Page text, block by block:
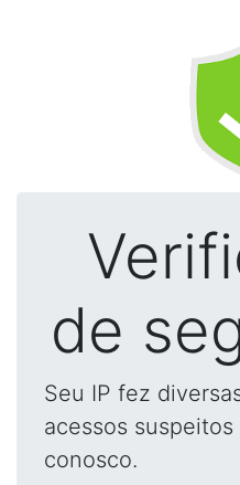
de
Seu IP fez
acessos
conosco.